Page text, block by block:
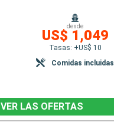
desde
US$ 1,049
Tasas: +US$ 10
Comidas incluidas
VER LAS OFERTAS